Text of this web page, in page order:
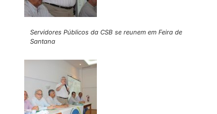
Servidores Públicos da CSB se reunem em Feira de
Santana